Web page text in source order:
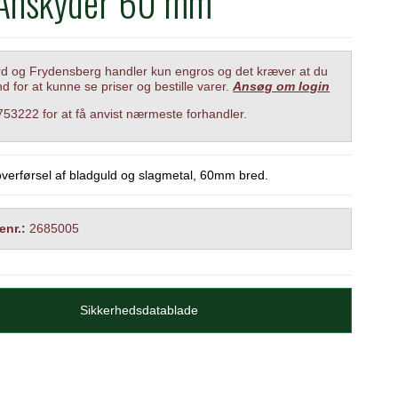
og Frydensberg handler kun engros og det kræver at du
for at kunne se priser og bestille varer.Ansøg om login
for at få anvist nærmeste forhandler.
af bladguld og slagmetal, 60mm bred.
2685005
Sikkerhedsdatablade